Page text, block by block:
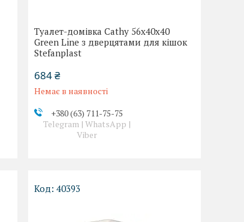
Туалет-домівка Cathy 56x40x40
Green Line з дверцятами для кішок
Stefanplast
684 ₴
Немає в наявності
+380 (63) 711-75-75
Telegram | WhatsApp |
Viber
40393